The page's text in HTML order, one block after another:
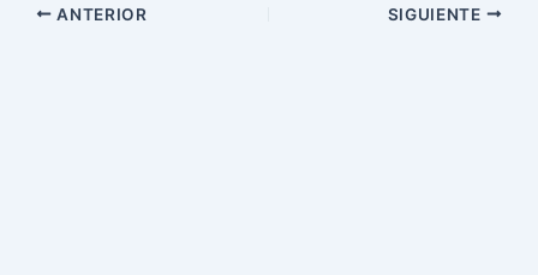
ANTERIOR SIGUIENTE